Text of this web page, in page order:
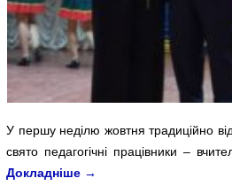
У першу неділю жовтня традиційно
свято педагогічні працівники –
Докладніше →